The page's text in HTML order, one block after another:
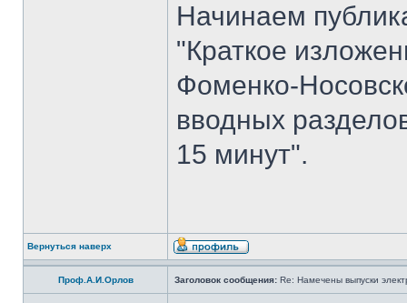
Начинаем
"Краткое
Фоменко-
вводных
15 минут".
Вернуться наверх
Проф.А.И.Орлов Заголовок сообщения: Re: Намечены выпуски